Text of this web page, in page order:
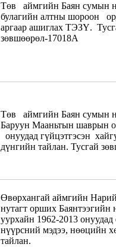
Төв аймгийн Баян сумын
булагийн алтны шороон
аргаар ашиглах ТЭЗҮ.
зөвшөөрөл-17018А
Төв аймгийн Баян сумын
Баруун Мааньтын шаврын
онуудад гүйцэтгэсэн
дүнгийн тайлан. Тусгай
Өвөрхангай аймгийн
нутагт орших Баянтээгийн
уурхайн 1962-2013 онуудад
нүүрсний мэдээ, нөөцийн
тайлан.